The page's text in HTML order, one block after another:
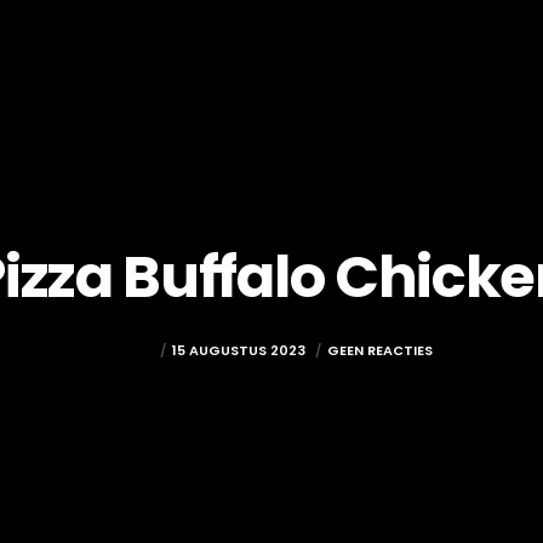
Buffalo
15 AUGUSTUS 2023 GEEN REACTIES